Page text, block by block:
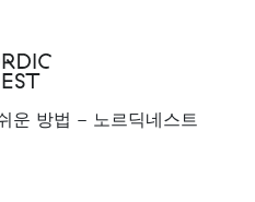
운 방법 - 노르딕네스트